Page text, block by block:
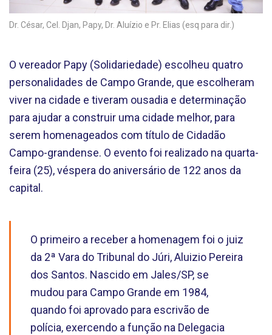
Dr. César, Cel. Djan, Papy, Dr. Aluízio e Pr. Elias (esq para dir.)
O vereador Papy (Solidariedade) escolheu quatro
personalidades de Campo Grande, que escolheram
viver na cidade e tiveram ousadia e determinação
para ajudar a construir uma cidade melhor, para
serem homenageados com título de Cidadão
Campo-grandense. O evento foi realizado na quarta-
feira (25), véspera do aniversário de 122 anos da
capital.
O primeiro a receber a homenagem foi o juiz
da 2ª Vara do Tribunal do Júri, Aluizio Pereira
dos Santos. Nascido em Jales/SP, se
mudou para Campo Grande em 1984,
quando foi aprovado para escrivão de
polícia, exercendo a função na Delegacia